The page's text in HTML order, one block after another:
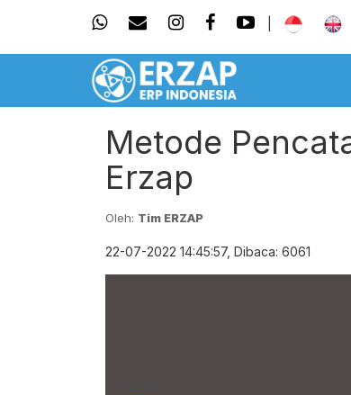
Metode
Erzap
Oleh: Tim ERZAP
22-07-2022 14:45:57, Dibaca: 6061